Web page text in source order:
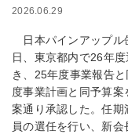
2026.06.29
日本パインアップル
日、東京都内で26年
き、25年度事業報告
度事業計画と同予算案
案通り承認した。任期
員の選任を行い、新会